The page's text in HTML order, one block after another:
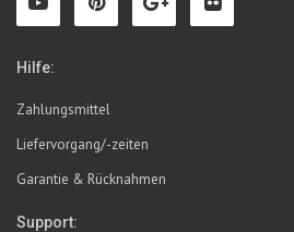
Hilfe:
Zahlungsmittel
Liefervorgang/-zeiten
Garantie & Rücknahmen
Support: